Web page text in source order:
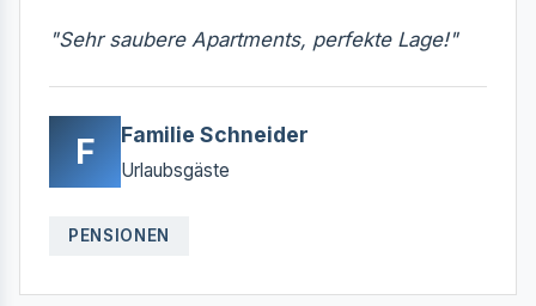
"Sehr saubere Apartments, perfekte Lage!"
F Familie Schneider
Urlaubsgäste
PENSIONEN